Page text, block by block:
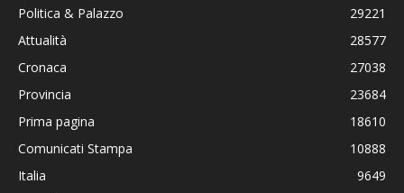
Politica & Palazzo
29221
Attualità
28577
Cronaca
27038
Provincia
23684
Prima pagina
18610
Comunicati Stampa
10888
Italia
9649